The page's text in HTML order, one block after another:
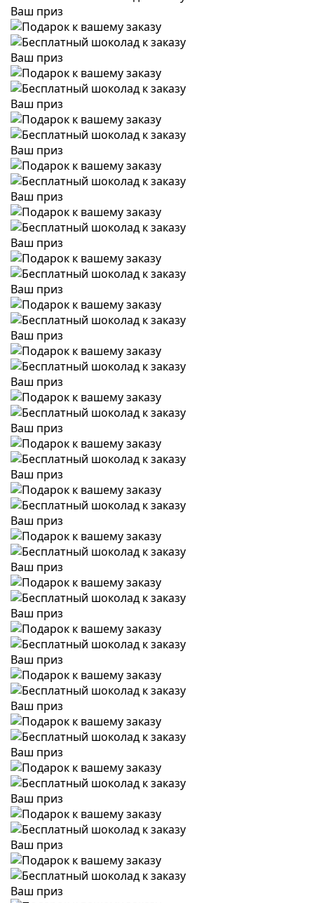
Ваш приз
Ваш приз
Ваш приз
Ваш приз
Ваш приз
Ваш приз
Ваш приз
Ваш приз
Ваш приз
Ваш приз
Ваш приз
Ваш приз
Ваш приз
Ваш приз
Ваш приз
Ваш приз
Ваш приз
Ваш приз
Ваш приз
Ваш приз